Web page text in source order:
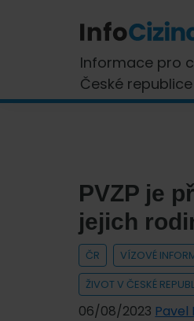
InfoCizinci.cz
Informace pro
České republice
PVZP je
jejich
ČR VÍZOVÉ
ŽIVOT V ČESKÉ
06/08/2023 Pavel